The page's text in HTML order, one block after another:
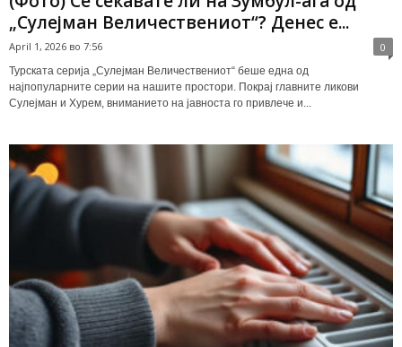
„Сулејман Величествениот“? Денес е...
April 1, 2026 во 7:56 0
Турската серија „Сулејман Величествениот“ беше една од
најпопуларните серии на нашите простори. Покрај главните ликови
Сулејман и Хурем, вниманието на јавноста го привлече и...